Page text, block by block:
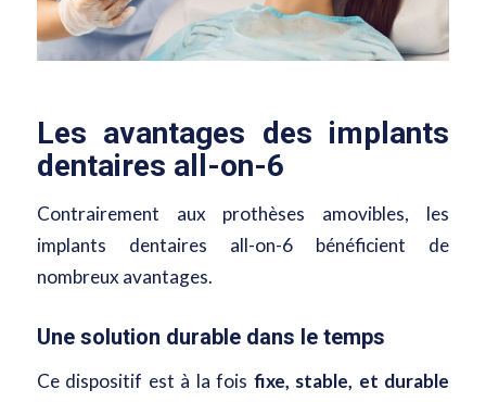
Les avantages des implants
dentaires all-on-6
Contrairement aux prothèses amovibles, les
implants dentaires all-on-6 bénéficient de
nombreux avantages.
Une solution durable dans le temps
Ce dispositif est à la fois fixe, stable, et durable